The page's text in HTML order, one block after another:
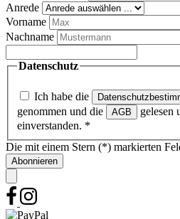
Anrede
Vorname
Nachname
Datenschutz
Ich habe die
genommen und die
AGB
gelesen
einverstanden. *
Die mit einem Stern (*) markierten
Abonnieren